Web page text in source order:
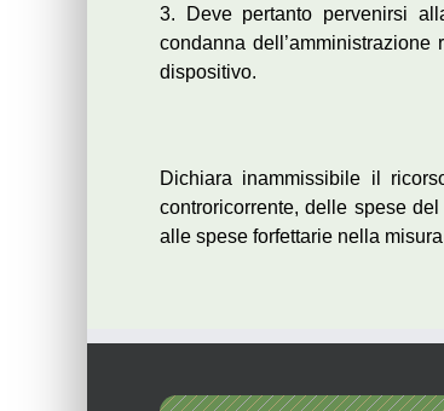
3. Deve pertanto pervenirsi
condanna
dispositivo.
Dichiara inammissibile il
controricorrente, delle spese
alle spese forfettarie nella